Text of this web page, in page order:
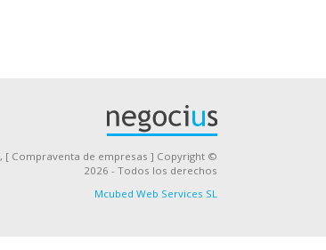
, [ Compraventa de empresas ] Copyright ©
2026 - Todos los derechos
Mcubed Web Services SL